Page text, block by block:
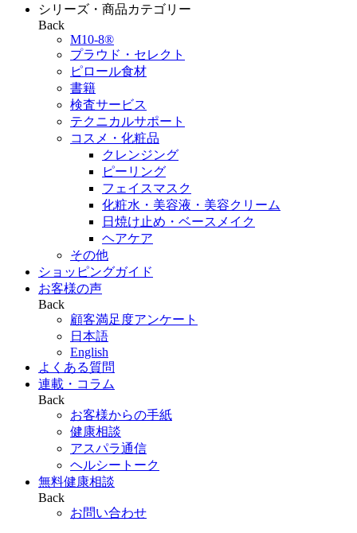
シリーズ・商品カテゴリー
Back
M10-8®
プラウド・セレクト
ピロール食材
書籍
検査サービス
テクニカルサポート
コスメ・化粧品
クレンジング
ピーリング
フェイスマスク
化粧水・美容液・美容クリーム
日焼け止め・ベースメイク
ヘアケア
その他
ショッピングガイド
お客様の声
Back
顧客満足度アンケート
日本語
English
よくある質問
連載・コラム
Back
お客様からの手紙
健康相談
アスパラ通信
ヘルシートーク
無料健康相談
Back
お問い合わせ